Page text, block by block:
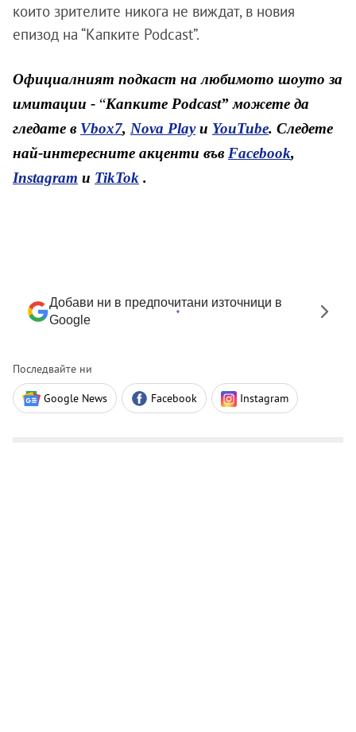
които зрителите никога не виждат, в новия
епизод на “Капките Podcast”.
Официалният подкаст на любимото шоуто за
имитации - “Капките Podcast” можете да
гледате в Vbox7, Nova Playи YouTube. Следете
най-интересните акценти във Facebook,
Instagram и TikTok .
Добави ни в предпочитани източници в
Google
Последвайте ни
Google News Facebook Instagram